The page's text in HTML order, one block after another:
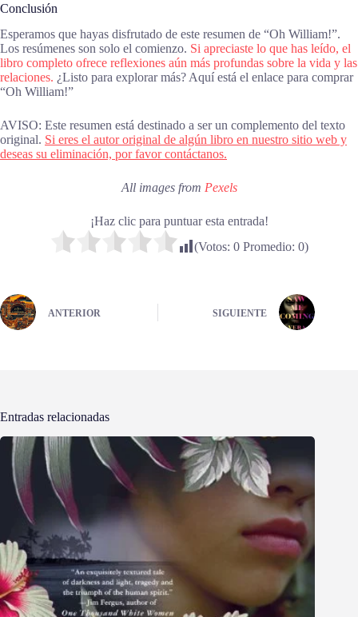
Conclusión
Esperamos que hayas disfrutado de este resumen de “Oh William!”.
Los resúmenes son solo el comienzo. Si apreciaste lo que has leído, el
libro completo ofrece reflexiones aún más profundas sobre la vida y las
relaciones. ¿Listo para explorar más? Aquí está el enlace para comprar
“Oh William!”
AVISO: Este resumen está destinado a ser un complemento del texto
original. Si eres el autor original de algún libro en nuestro sitio web y
deseas su eliminación, por favor contáctanos.
All images from Pexels
¡Haz clic para puntuar esta entrada!
(Votos: 0Promedio: 0)
ANTERIOR SIGUIENTE
Entradas relacionadas